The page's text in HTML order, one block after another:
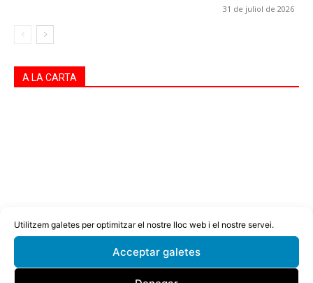
Utilitzem galetes per optimitzar el nostre lloc web i el nostre servei.
Acceptar galetes
31 de juliol de 2026
A LA CARTA